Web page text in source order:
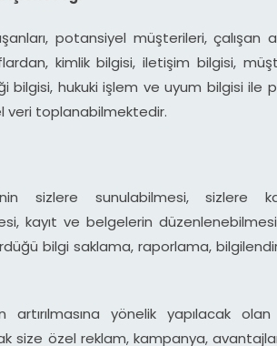
potansiyel müşterileri, çalışan
kimlik bilgisi, iletişim bilgisi,
bilgisi, hukuki işlem ve uyum bilgisi ile
veri toplanabilmektedir.
sizlere sunulabilmesi, sizlere
kayıt ve belgelerin
bilgi saklama, raporlama,
yönelik yapılacak
size özel reklam, kampanya,